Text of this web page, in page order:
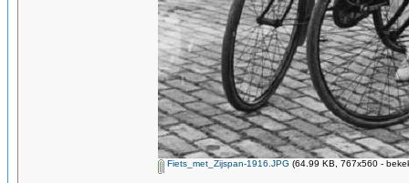
Fiets_met_Zijspan-1916.JPG (64.99 KB, 767x560 -